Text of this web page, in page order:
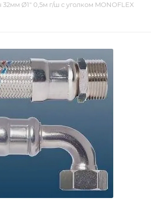
Ø1" 0,5м г/ш с уголком MONOFLEX